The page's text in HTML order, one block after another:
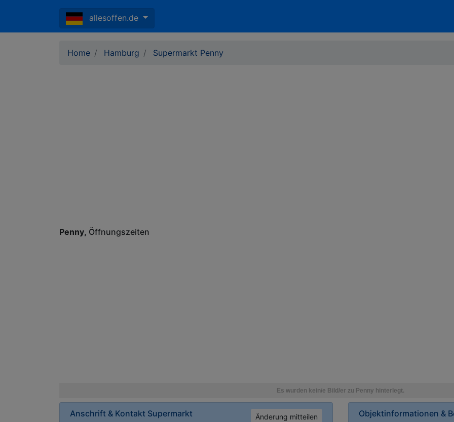
allesoffen.de
Home Hamburg Supermarkt Penny
Penny Öffnungszeiten
Anschrift & Kontakt Supermarkt Änderung mitteilen Objektinformationen &